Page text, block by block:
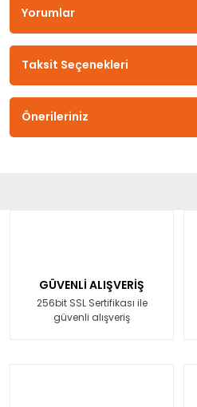
Yorumlar
Taksit Seçenekleri
Önerileriniz
GÜVENLİ ALIŞVERİŞ
256bit SSL Sertifikası ile
güvenli alışveriş